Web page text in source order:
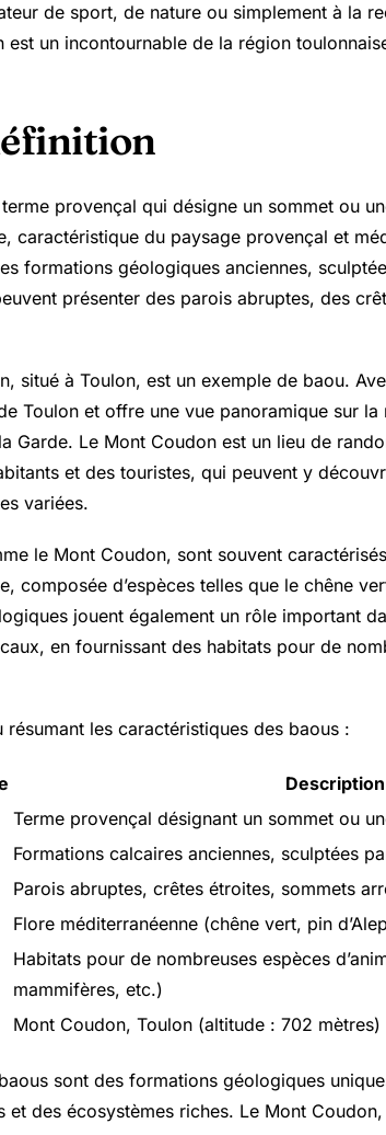
de sport, de nature ou simplement à la
est un incontournable de la région
provençal qui désigne un sommet ou
caractéristique du paysage provençal et
formations géologiques anciennes,
présenter des parois abruptes, des
situé à Toulon, est un exemple de baou.
Toulon et offre une vue panoramique sur la
Garde. Le Mont Coudon est un lieu de
et des touristes, qui peuvent y
variées.
le Mont Coudon, sont souvent
composée d’espèces telles que le chêne
jouent également un rôle important
en fournissant des habitats pour de
résumant les caractéristiques des baous :
Description
Terme provençal désignant un sommet ou
Formations calcaires anciennes, sculptées
Parois abruptes, crêtes étroites, sommets
Flore méditerranéenne (chêne vert, pin
Habitats pour de nombreuses espèces
mammifères, etc.)
Mont Coudon, Toulon (altitude : 702 mètres)
sont des formations géologiques
et des écosystèmes riches. Le Mont